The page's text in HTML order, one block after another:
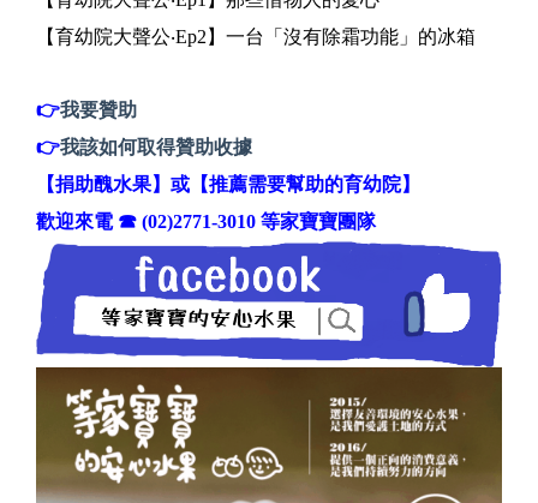
【育幼院大聲公‧Ep2】一台「沒有除霜功能」的冰箱
👉我要贊助
👉我該如何取得贊助收據
【捐助醜水果】或【推薦需要幫助的育幼院】
歡迎來電 ☎ (02)2771-3010 等家寶寶團隊